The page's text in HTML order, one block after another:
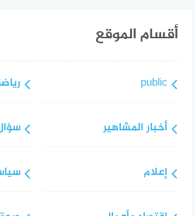
أقسام الموقع
public
أخبار المشاهير
إعلام